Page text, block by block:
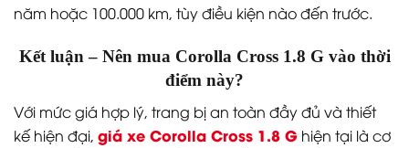
năm hoặc 100.000 km, tùy điều kiện nào đến trước.
Kết luận – Nên mua Corolla Cross 1.8 G vào thời
điểm này?
Với mức giá hợp lý, trang bị an toàn đầy đủ và thiết
kế hiện đại, giá xe Corolla Cross 1.8 G hiện tại là cơ